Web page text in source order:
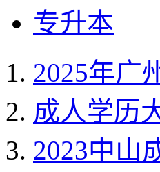
专升本
2025年广
成人学历
2023中山